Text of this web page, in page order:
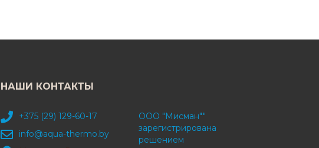
НАШИ КОНТАКТЫ
+375 (29) 129-60-17
info@aqua-thermo.by
ООО "Мисман""
зарегистрирована
решением